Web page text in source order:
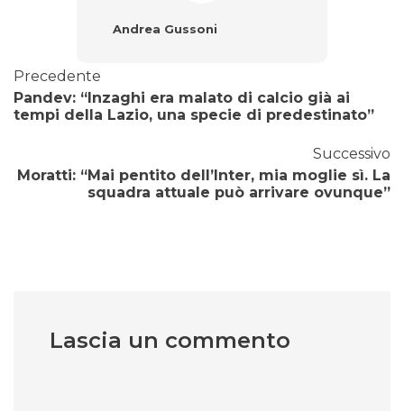
Andrea Gussoni
Precedente
Pandev: “Inzaghi era malato di calcio già ai
tempi della Lazio, una specie di predestinato”
Successivo
Moratti: “Mai pentito dell’Inter, mia moglie sì. La
squadra attuale può arrivare ovunque”
Lascia un commento